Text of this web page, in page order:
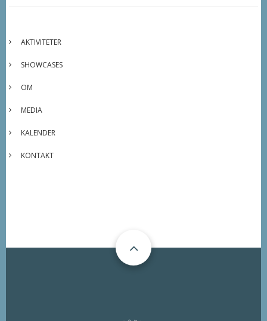
AKTIVITETER
SHOWCASES
OM
MEDIA
KALENDER
KONTAKT